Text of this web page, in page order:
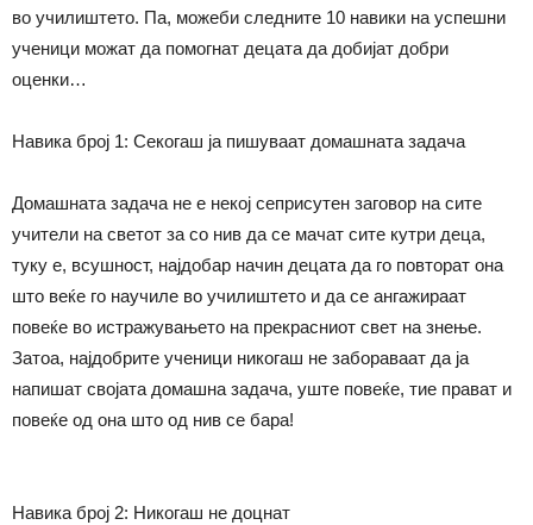
во училиштето. Па, можеби следните 10 навики на успешни
ученици можат да помогнат децата да добијат добри
оценки…
Навика број 1: Секогаш ја пишуваат домашната задача
Домашната задача не е некој сеприсутен заговор на сите
учители на светот за со нив да се мачат сите кутри деца,
туку е, всушност, најдобар начин децата да го повторат она
што веќе го научиле во училиштето и да се ангажираат
повеќе во истражувањето на прекрасниот свет на знење.
Затоа, најдобрите ученици никогаш не забораваат да ја
напишат својата домашна задача, уште повеќе, тие прават и
повеќе од она што од нив се бара!
Навика број 2: Никогаш не доцнат